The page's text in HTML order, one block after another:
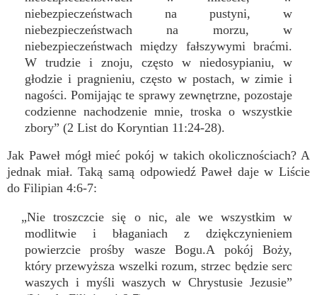
niebezpieczeństwach na pustyni, w
niebezpieczeństwach na morzu, w
niebezpieczeństwach między fałszywymi braćmi.
W trudzie i znoju, często w niedosypianiu, w
głodzie i pragnieniu, często w postach, w zimie i
nagości. Pomijając te sprawy zewnętrzne, pozostaje
codzienne nachodzenie mnie, troska o wszystkie
zbory” (2 List do Koryntian 11:24-28).
Jak Paweł mógł mieć pokój w takich okolicznościach? A
jednak miał. Taką samą odpowiedź Paweł daje w Liście
do Filipian 4:6-7:
„Nie troszczcie się o nic, ale we wszystkim w
modlitwie i błaganiach z dziękczynieniem
powierzcie prośby wasze Bogu.A pokój Boży,
który przewyższa wszelki rozum, strzec będzie serc
waszych i myśli waszych w Chrystusie Jezusie”